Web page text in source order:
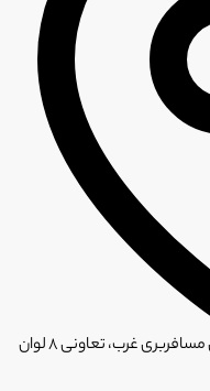
تهران، میدان آزادی، بلوار دانش، ترمینال مسافربری غرب، تعاونی ۸ لوان